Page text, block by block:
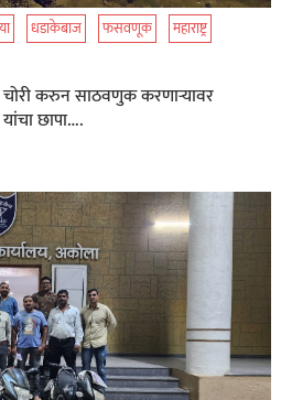
धडाकेबाज फसवणूक
महाराष्ट्र
चोरी करुन साठवणुक करणाऱ्यावर
छापा….